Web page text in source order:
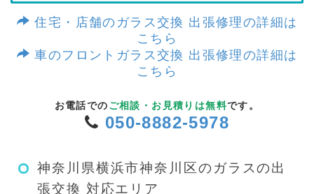
住宅・店舗のガラス交換 出張修理の詳細は
こちら
車のフロントガラス交換 出張修理の詳細は
こちら
お電話での ご相談・お見積りは無料です。
050-8882-5978
神奈川県横浜市神奈川区のガラスの出
張交換 対応エリア